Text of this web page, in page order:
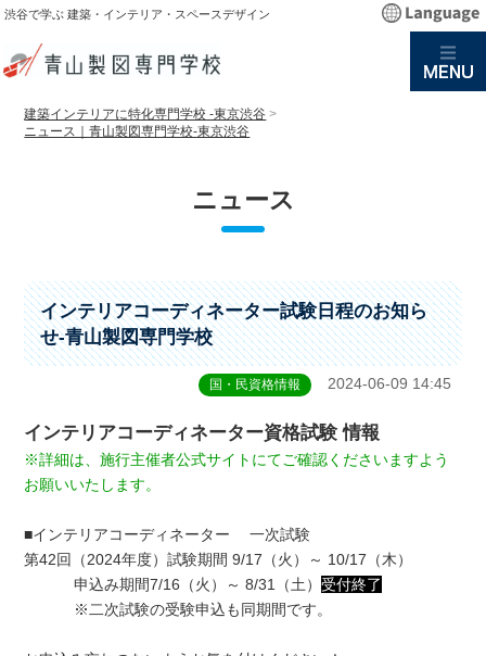
渋谷で学ぶ 建築・インテリア・スペースデザイン
建築インテリアに特化専門学校 -東京渋谷 >
ニュース｜青山製図専門学校-東京渋谷
ニュース
インテリアコーディネーター試験日程のお知ら
せ-青山製図専門学校
国・民資格情報 2024-06-09 14:45
インテリアコーディネーター資格試験 情報
※詳細は、施行主催者公式サイトにてご確認くださいますよう
お願いいたします。
■インテリアコーディネーター 一次試験
第42回（2024年度）試験期間 9/17（火）～ 10/17（木）
申込み期間7/16（火）～ 8/31（土）受付終了
※二次試験の受験申込も同期間です。